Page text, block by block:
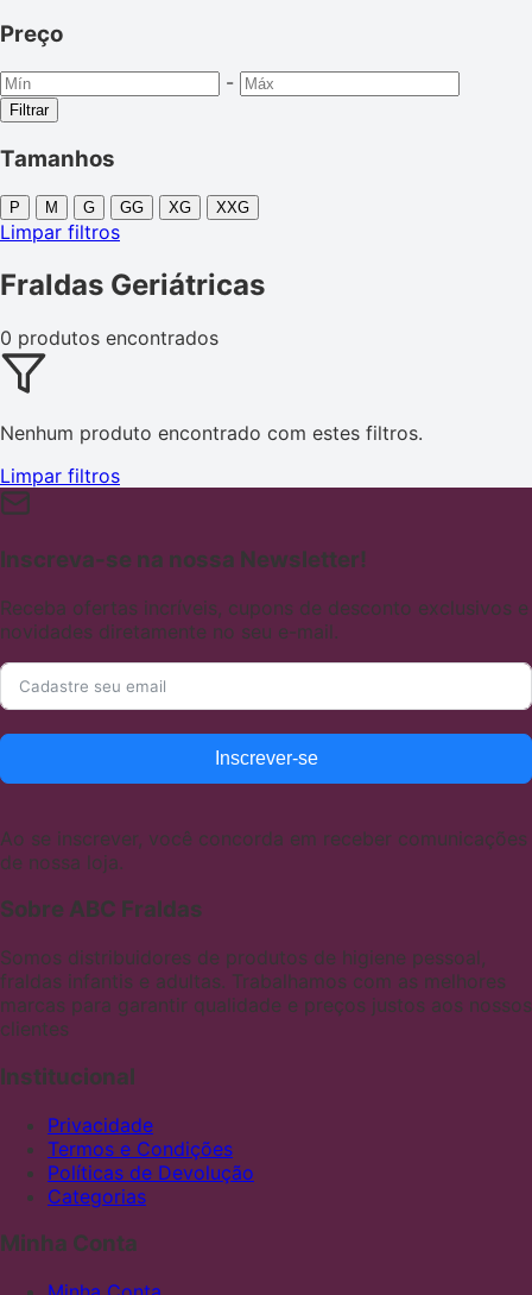
Preço
-
Filtrar
Tamanhos
P M G GG XG XXG
Limpar filtros
Fraldas Geriátricas
0 produtos encontrados
Nenhum produto encontrado com estes filtros.
Limpar filtros
Inscreva-se na nossa Newsletter!
Receba ofertas incríveis, cupons de desconto exclusivos e
novidades diretamente no seu e-mail.
Inscrever-se
Ao se inscrever, você concorda em receber comunicações
de nossa loja.
Sobre ABC Fraldas
Somos distribuidores de produtos de higiene pessoal,
fraldas infantis e adultas. Trabalhamos com as melhores
marcas para garantir qualidade e preços justos aos nossos
clientes
Institucional
Privacidade
Termos e Condições
Políticas de Devolução
Categorias
Minha Conta